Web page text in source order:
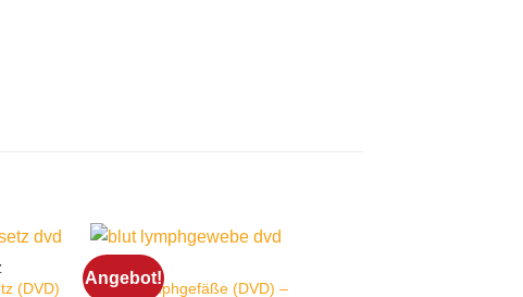
(DVD)
Angebot!
ARTERIEN
Blut + Lymphgefäße (DVD) –